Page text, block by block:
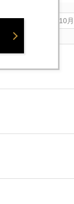
10月